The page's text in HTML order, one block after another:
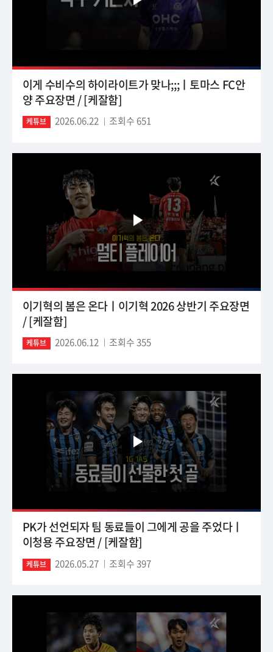
이게 수비수의 하이라이트가 맞나;;;ㅣ토마스 FC안
양 주요장면 / [케잘함]
케튜브 2026.06.22 조회수 651
이기혁의 봄은 온다ㅣ이기혁 2026 상반기 주요장면
/ [케잘함]
케튜브 2026.06.12 조회수 355
PK가 선언되자 팀 동료들이 그에게 공을 주었다ㅣ
이청용 주요장면 / [케잘함]
케튜브 2026.05.27 조회수 397